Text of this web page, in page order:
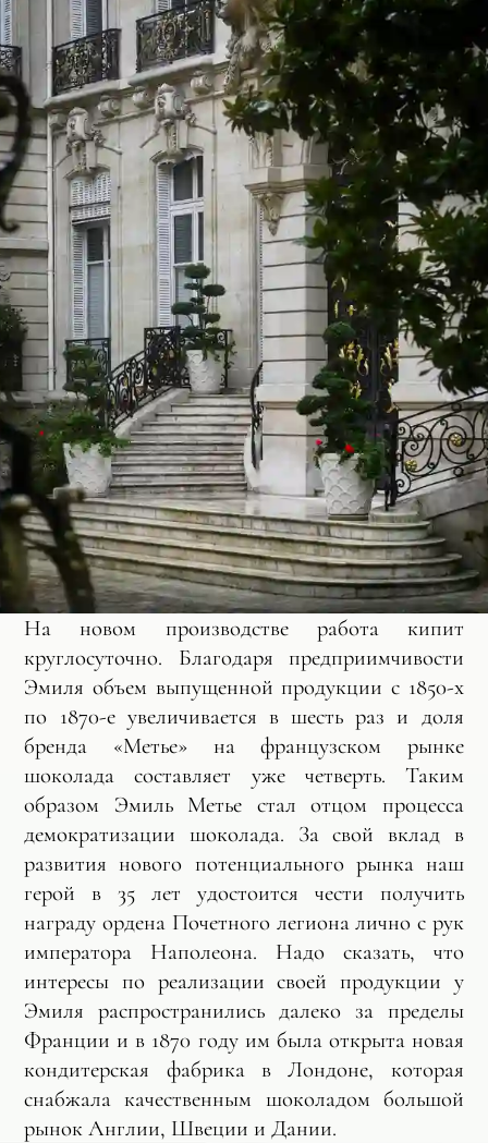
На новом производстве работа кипит
круглосуточно. Благодаря предприимчивости
Эмиля объем выпущенной продукции с 1850-х
по 1870-е увеличивается в шесть раз и доля
бренда «Метье» на французском рынке
шоколада составляет уже четверть. Таким
образом Эмиль Метье стал отцом процесса
демократизации шоколада. За свой вклад в
развития нового потенциального рынка наш
герой в 35 лет удостоится чести получить
награду ордена Почетного легиона лично с рук
императора Наполеона. Надо сказать, что
интересы по реализации своей продукции у
Эмиля распространились далеко за пределы
Франции и в 1870 году им была открыта новая
кондитерская фабрика в Лондоне, которая
снабжала качественным шоколадом большой
рынок Англии, Швеции и Дании.